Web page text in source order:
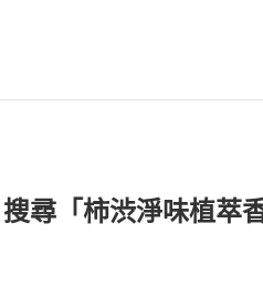
搜尋「柿渋淨味植萃